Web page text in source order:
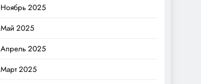
Ноябрь 2025
Май 2025
Апрель 2025
Март 2025